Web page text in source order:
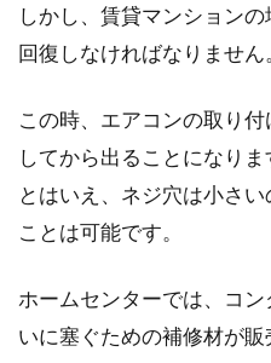
しかし、賃貸マンション
回復しなければなりません
この時、エアコンの取り
してから出ることになりま
とはいえ、ネジ穴は小さ
ことは可能です。
ホームセンターでは、コ
いに塞ぐための補修材が販